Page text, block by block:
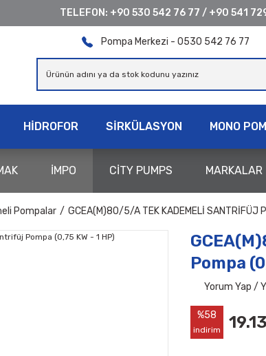
TELEFON: +90 530 542 76 77 / +90 541
Pompa Merkezi - 0530 542 76 77
HİDROFOR SİRKÜLASYON MONO
İMPO CİTY PUMPS MARKALAR
Pompalar GCEA(M)80/5/A TEK KADEMELI SANTRIFÜJ
Pompa
Yorum Yap /
%58
indirim